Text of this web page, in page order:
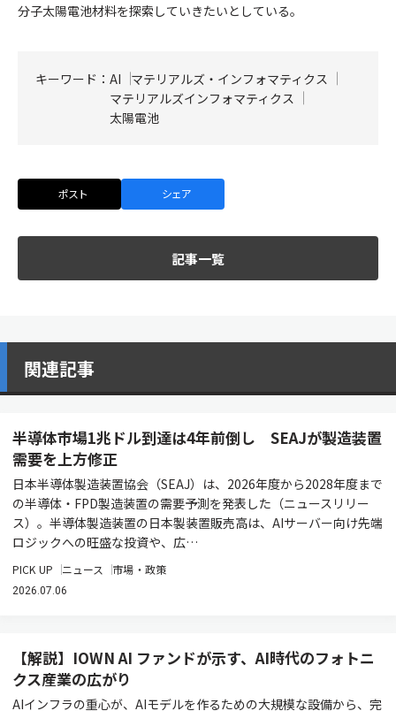
分子太陽電池材料を探索していきたいとしている。
キーワード： AI
マテリアルズ・インフォマティクス
マテリアルズインフォマティクス
太陽電池
ポスト シェア
記事一覧
関連記事
半導体市場1兆ドル到達は4年前倒し SEAJが製造装置
需要を上方修正
日本半導体製造装置協会（SEAJ）は、2026年度から2028年度まで
の半導体・FPD製造装置の需要予測を発表した（ニュースリリー
ス）。半導体製造装置の日本製装置販売高は、AIサーバー向け先端
ロジックへの旺盛な投資や、広…
PICK UP ニュース 市場・政策
2026.07.06
【解説】IOWN AI ファンドが示す、AI時代のフォトニ
クス産業の広がり
AIインフラの重心が、AIモデルを作るための大規模な設備から、完